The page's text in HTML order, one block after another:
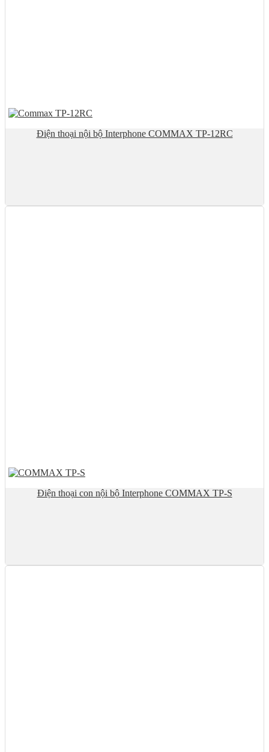
Điện thoại nội bộ Interphone COMMAX TP-12RC
Điện thoại con nội bộ Interphone COMMAX TP-S